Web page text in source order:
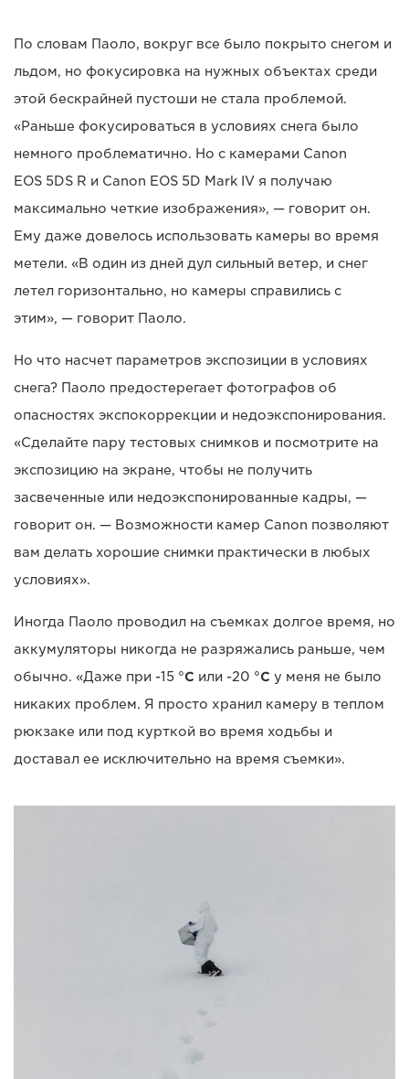
По словам Паоло, вокруг все было покрыто снегом и
льдом, но фокусировка на нужных объектах среди
этой бескрайней пустоши не стала проблемой.
«Раньше фокусироваться в условиях снега было
немного проблематично. Но с камерами Canon
EOS 5DS R и Canon EOS 5D Mark IV я получаю
максимально четкие изображения», — говорит он.
Ему даже довелось использовать камеры во время
метели. «В один из дней дул сильный ветер, и снег
летел горизонтально, но камеры справились с
этим», — говорит Паоло.
Но что насчет параметров экспозиции в условиях
снега? Паоло предостерегает фотографов об
опасностях экспокоррекции и недоэкспонирования.
«Сделайте пару тестовых снимков и посмотрите на
экспозицию на экране, чтобы не получить
засвеченные или недоэкспонированные кадры, —
говорит он. — Возможности камер Canon позволяют
вам делать хорошие снимки практически в любых
условиях».
Иногда Паоло проводил на съемках долгое время, но
аккумуляторы никогда не разряжались раньше, чем
обычно. «Даже при -15 °C или -20 °C у меня не было
никаких проблем. Я просто хранил камеру в теплом
рюкзаке или под курткой во время ходьбы и
доставал ее исключительно на время съемки».